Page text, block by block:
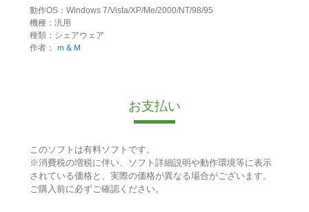
動作OS：Windows 7/Vista/XP/Me/2000/NT/98/95
機種：汎用
種類：シェアウェア
作者：
ｍ＆Ｍ
お支払い
このソフトは有料ソフトです。
※消費税の増税に伴い、ソフト詳細説明や動作環境等に表示
されている価格と、実際の価格が異なる場合がございます。
ご購入前に必ずご確認ください。